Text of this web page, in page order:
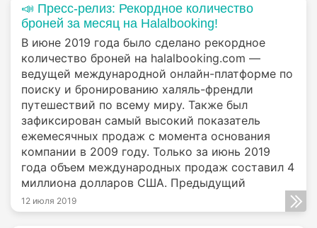
📣 Пресс-релиз: Рекордное количество
броней за месяц на Halalbooking!
В июне 2019 года было сделано рекордное
количество броней на halalbooking.com —
ведущей международной онлайн-платформе по
поиску и бронированию халяль-френдли
путешествий по всему миру. Также был
зафиксирован самый высокий показатель
ежемесячных продаж с момента основания
компании в 2009 году. Только за июнь 2019
года объем международных продаж составил 4
миллиона долларов США. Предыдущий
12 июля 2019